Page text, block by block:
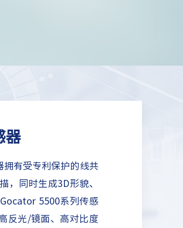
器
有受专利保护的线共
，同时生成3D形貌、
5500系列传感
反光/镜面、高对比度